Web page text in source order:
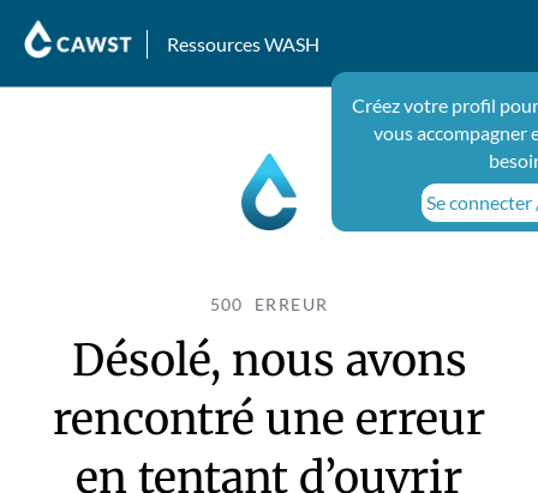
Ressources WASH
Créez votre profil
vous accompagner
Se
500 ERREUR
Désolé, nous avons
rencontré une erreur
en tentant d’ouvrir